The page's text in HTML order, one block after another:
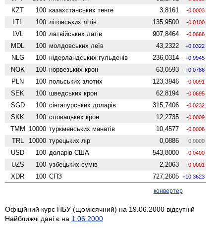
KZT 100 казахстанських тенге 3,8161 -0.0003
LTL 100 літовських літів 135,9500 -0.0100
LVL 100 латвійських латів 907,8464 -0.0668
MDL 100 молдовських леїв 43,2322 +0.0322
NLG 100 нідерландських гульденів 236,0314 +0.9945
NOK 100 норвезьких крон 63,0593 +0.0786
PLN 100 польських злотих 123,3946 -0.0091
SEK 100 шведських крон 62,8194 -0.0695
SGD 100 сінгапурських доларів 315,7406 -0.0232
SKK 100 словацьких крон 12,2735 -0.0009
TMM 10000 туркменських манатів 10,4577 -0.0008
TRL 10000 турецьких лір 0,0886 0.0000
USD 100 доларів США 543,8000 -0.0400
UZS 100 узбецьких сумів 2,2063 -0.0001
XDR 100 СПЗ 727,2605 +10.3623
конвертер
Офіційний курс НБУ (щомісячний) на 19.06.2000 відсутній
Найближчі дані є на 1.06.2000